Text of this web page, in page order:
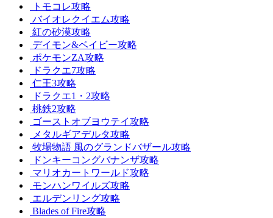
トモコレ攻略
バイオレクイエム攻略
紅の砂漠攻略
デイモン&ベイビー攻略
ポケモンZA攻略
ドラクエ7攻略
仁王3攻略
ドラクエ1・2攻略
桃鉄2攻略
ゴーストオブヨウテイ攻略
メタルギアデルタ攻略
牧場物語 風のグランドバザール攻略
ドンキーコングバナンザ攻略
マリオカートワールド攻略
モンハンワイルズ攻略
エルデンリング攻略
Blades of Fire攻略